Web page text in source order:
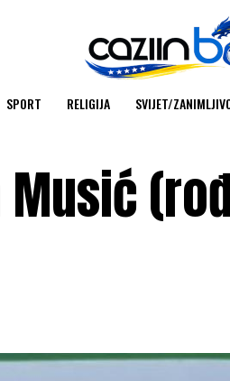
SPORT RELIGIJA SVIJET/